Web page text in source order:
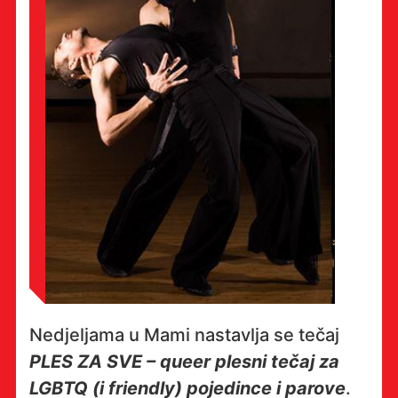
Nedjeljama u Mami nastavlja se tečaj
PLES ZA SVE – queer plesni tečaj za
LGBTQ (i friendly) pojedince i parove.